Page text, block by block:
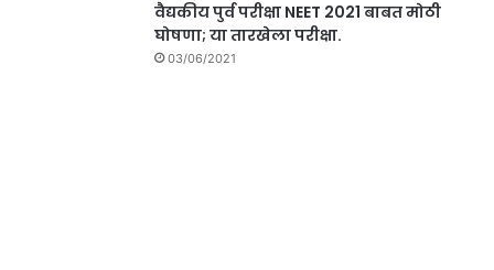
वैद्यकीय पुर्व परीक्षा NEET 2021 बाबत मोठी
घोषणा; या तारखेला परीक्षा.
03/06/2021